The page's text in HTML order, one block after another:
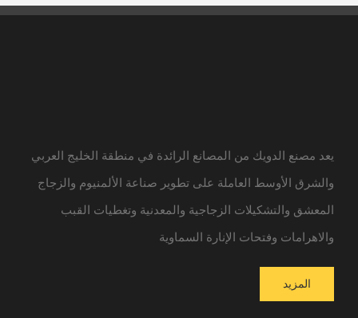
يعد مصنع الدويك من المصانع الرائدة في منطقة الخليج العربي
والشرق الأوسط العاملة على تطوير صناعة الألمنيوم والزجاج
المعشق والتشكيلات الزجاجية والمعدنية وتغطيات القبب
والاهرامات وفتحات الإنارة السماوية
المزيد